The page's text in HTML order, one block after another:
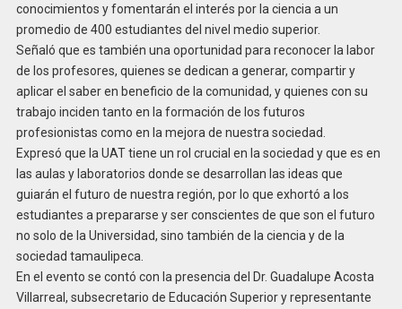
conocimientos y fomentarán el interés por la ciencia a un
promedio de 400 estudiantes del nivel medio superior.
Señaló que es también una oportunidad para reconocer la labor
de los profesores, quienes se dedican a generar, compartir y
aplicar el saber en beneficio de la comunidad, y quienes con su
trabajo inciden tanto en la formación de los futuros
profesionistas como en la mejora de nuestra sociedad.
Expresó que la UAT tiene un rol crucial en la sociedad y que es en
las aulas y laboratorios donde se desarrollan las ideas que
guiarán el futuro de nuestra región, por lo que exhortó a los
estudiantes a prepararse y ser conscientes de que son el futuro
no solo de la Universidad, sino también de la ciencia y de la
sociedad tamaulipeca.
En el evento se contó con la presencia del Dr. Guadalupe Acosta
Villarreal, subsecretario de Educación Superior y representante